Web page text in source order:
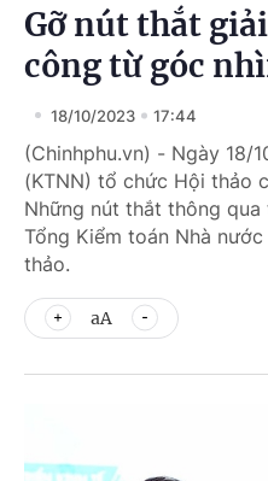
Gỡ nút thắt
công từ góc
18/10/2023 17:44
(Chinhphu.vn) - Ngày 18/
(KTNN) tổ chức Hội thảo
Những nút thắt thông
Tổng Kiểm toán Nhà
thảo.
aA